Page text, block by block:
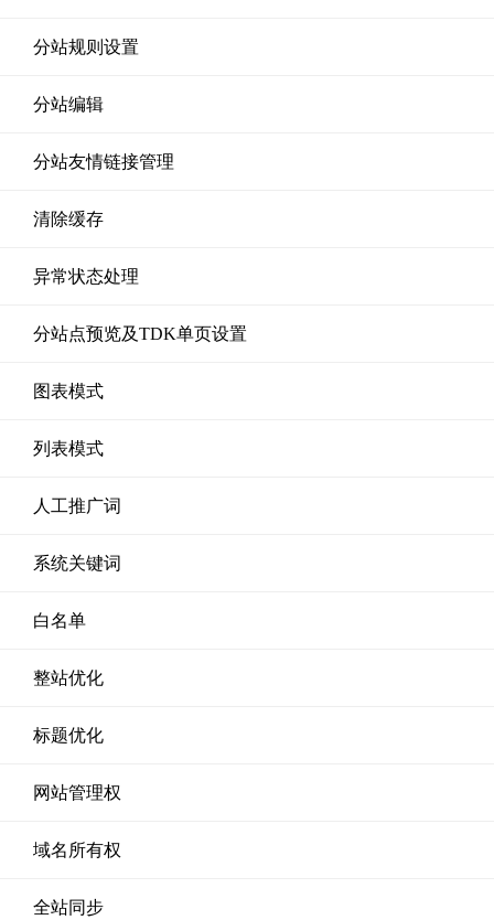
分站规则设置
分站编辑
分站友情链接管理
清除缓存
异常状态处理
分站点预览及TDK单页设置
图表模式
列表模式
人工推广词
系统关键词
白名单
整站优化
标题优化
网站管理权
域名所有权
全站同步